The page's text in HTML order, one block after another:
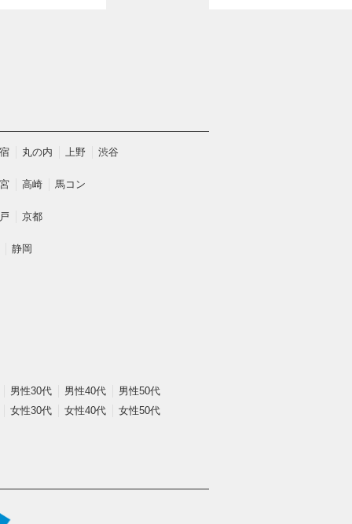
丸の内 上野 渋谷
高崎 馬コン
京都
静岡
男性30代 男性40代
男性50代
女性30代 女性40代 女性50代